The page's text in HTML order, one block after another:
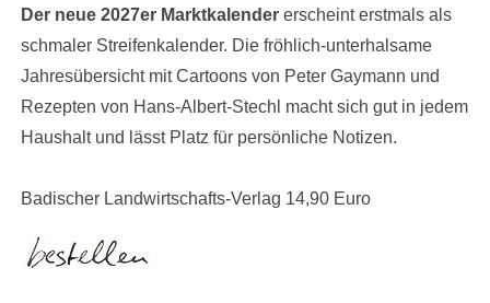
Der neue 2027er Marktkalender erscheint erstmals als
schmaler Streifenkalender. Die fröhlich-unterhalsame
Jahresübersicht mit Cartoons von Peter Gaymann und
Rezepten von Hans-Albert-Stechl macht sich gut in jedem
Haushalt und lässt Platz für persönliche Notizen.
Badischer Landwirtschafts-Verlag 14,90 Euro